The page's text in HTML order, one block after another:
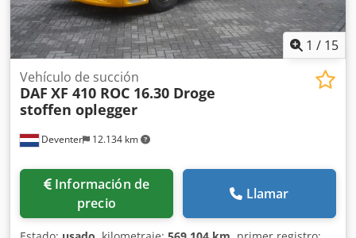
1 / 15
Deventer 12.134 km
Vehículo de succión
DAF XF 410 ROC 16.30 Droge
stoffen oplegger
Información de
precio
Llamar